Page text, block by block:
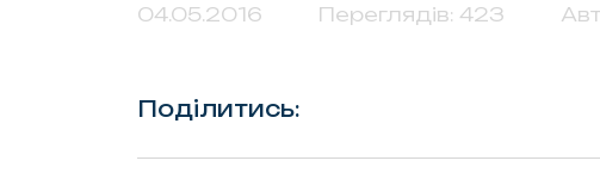
04.05.2016 Переглядів: 423
Поділитись: